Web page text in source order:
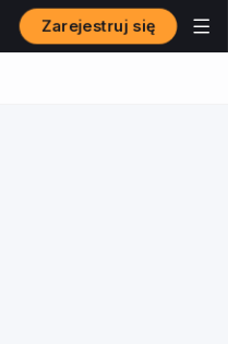
Zarejestruj się